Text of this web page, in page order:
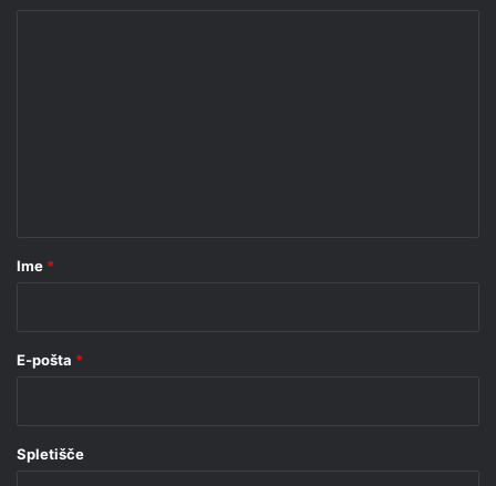
rIme *
E-pošta *
Spletišče